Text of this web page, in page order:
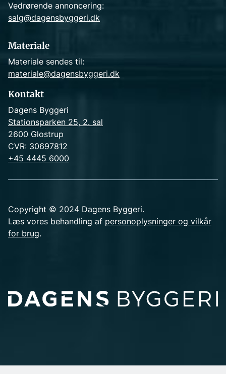
Vedrørende annoncering:
salg@dagensbyggeri.dk
Materiale
Materiale sendes til:
materiale@dagensbyggeri.dk
Kontakt
Dagens Byggeri
Stationsparken 25, 2. sal
2600 Glostrup
CVR: 30697812
+45 4445 6000
Copyright © 2024 Dagens Byggeri.
Læs vores behandling af personoplysninger og vilkår
for brug.